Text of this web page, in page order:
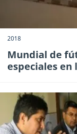
2018
Mundial de
especiales en